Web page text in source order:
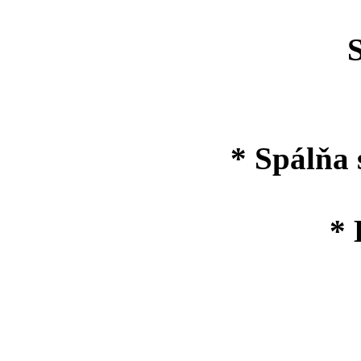
* Spálňa
*